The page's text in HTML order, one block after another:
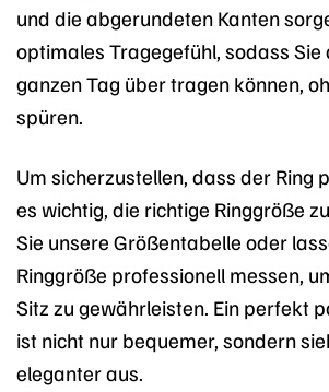
und die abgerundeten Kanten
optimales Tragegefühl, sodass Sie
ganzen Tag über tragen können,
spüren.
Um sicherzustellen, dass der Ring
es wichtig, die richtige Ringgröße
Sie unsere Größentabelle oder
Ringgröße professionell messen,
Sitz zu gewährleisten. Ein perfekt
ist nicht nur bequemer, sondern
eleganter aus.